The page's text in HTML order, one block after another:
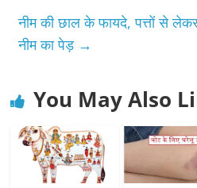
नीम की छाल के फायदे, पत्तों से
नीम का पेड़ →
You May Also